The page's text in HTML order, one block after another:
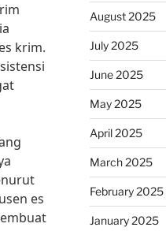
krim.
es
August 2025
July 2025
June 2025
May 2025
April 2025
March 2025
February 2025
January 2025